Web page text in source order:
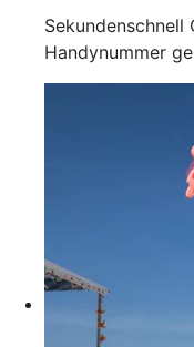
Sekundenschnell
Handynummer